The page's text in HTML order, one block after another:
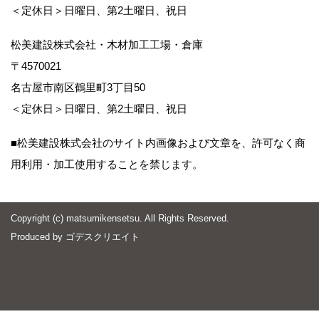
＜定休日＞日曜日、第2土曜日、祝日
松美建設株式会社・木材加工工場・倉庫
〒4570021
名古屋市南区鶴里町3丁目50
＜定休日＞日曜日、第2土曜日、祝日
■松美建設株式会社のサイト内画像および文章を、許可なく商
用利用・加工使用することを禁じます。
Copyright (c) matsumikensetsu. All Rights Reserved.
Produced by ゴデスクリエイト